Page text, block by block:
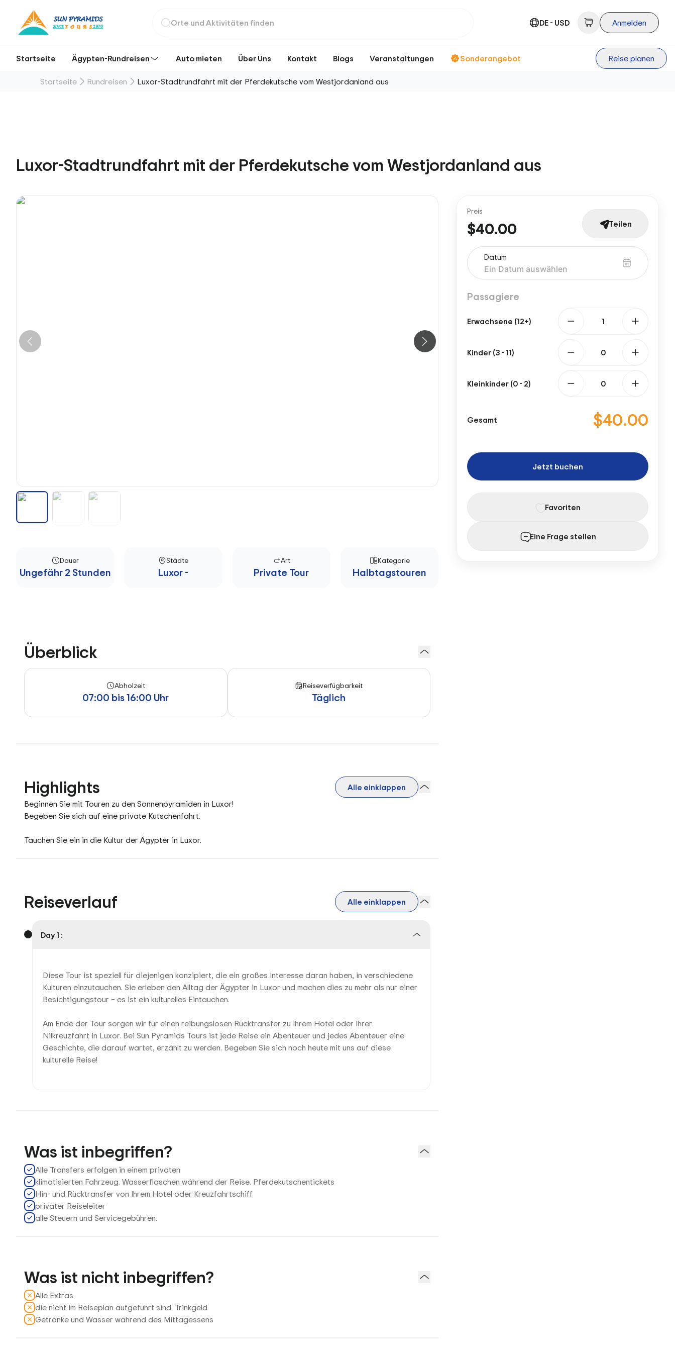
DE - USD Anmelden
Startseite Ägypten-Rundreisen Auto mieten Über Uns Kontakt Blogs Veranstaltungen Sonderangebot Reise planen
Startseite Rundreisen Luxor-Stadtrundfahrt mit der Pferdekutsche vom Westjordanland aus
Luxor-Stadtrundfahrt mit der Pferdekutsche vom Westjordanland aus
Dauer
Ungefähr 2 Stunden
Städte
Luxor -
Art
Private Tour
Kategorie
Halbtagstouren
Überblick
Abholzeit
07:00 bis 16:00 Uhr
Reiseverfügbarkeit
Täglich
Highlights
Alle einklappen
Beginnen Sie mit Touren zu den Sonnenpyramiden in Luxor!
Begeben Sie sich auf eine private Kutschenfahrt.
Tauchen Sie ein in die Kultur der Ägypter in Luxor.
Reiseverlauf Alle einklappen
Day 1 :
Diese Tour ist speziell für diejenigen konzipiert, die ein großes Interesse daran haben, in verschiedene
Kulturen einzutauchen. Sie erleben den Alltag der Ägypter in Luxor und machen dies zu mehr als nur einer
Besichtigungstour – es ist ein kulturelles Eintauchen.
Am Ende der Tour sorgen wir für einen reibungslosen Rücktransfer zu Ihrem Hotel oder Ihrer
Nilkreuzfahrt in Luxor. Bei Sun Pyramids Tours ist jede Reise ein Abenteuer und jedes Abenteuer eine
Geschichte, die darauf wartet, erzählt zu werden. Begeben Sie sich noch heute mit uns auf diese
kulturelle Reise!
Was ist inbegriffen?
Alle Transfers erfolgen in einem privaten
klimatisierten Fahrzeug. Wasserflaschen während der Reise. Pferdekutschentickets
Hin- und Rücktransfer von Ihrem Hotel oder Kreuzfahrtschiff
privater Reiseleiter
alle Steuern und Servicegebühren.
Was ist nicht inbegriffen?
Alle Extras
die nicht im Reiseplan aufgeführt sind. Trinkgeld
Getränke und Wasser während des Mittagessens
Preis
$40.00 Teilen
Datum
Passagiere
Erwachsene (12+)
Kinder (3 - 11)
Kleinkinder (0 - 2)
Gesamt $40.00
Jetzt buchen
Favoriten
Eine Frage stellen